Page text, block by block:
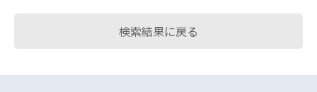
検索結果に戻る